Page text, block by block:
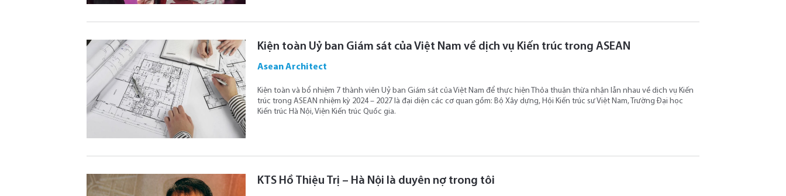
Kiện toàn Uỷ ban Giám sát của Việt Nam về dịch vụ Kiến trúc trong ASEAN
Asean Architect
Kiện toàn và bổ nhiệm 7 thành viên Uỷ ban Giám sát của Việt Nam để thực hiện Thỏa thuận thừa nhận lẫn nhau về dịch vụ Kiến
trúc trong ASEAN nhiệm kỳ 2024 – 2027 là đại diện các cơ quan gồm: Bộ Xây dựng, Hội Kiến trúc sư Việt Nam, Trường Đại học
Kiến trúc Hà Nội, Viện Kiến trúc Quốc gia.
KTS Hồ Thiệu Trị – Hà Nội là duyên nợ trong tôi